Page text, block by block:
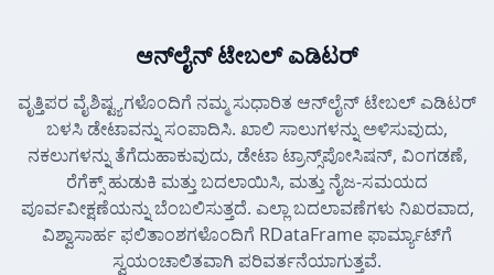
ಆನ್‌ಲೈನ್ ಟೇಬಲ್ ಎಡಿಟರ್
ವೃತ್ತಿಪರ ವೈಶಿಷ್ಟ್ಯಗಳೊಂದಿಗೆ ನಮ್ಮ ಸುಧಾರಿತ ಆನ್‌ಲೈನ್ ಟೇಬಲ್ ಎಡಿಟರ್
ಬಳಸಿ ಡೇಟಾವನ್ನು ಸಂಪಾದಿಸಿ. ಖಾಲಿ ಸಾಲುಗಳನ್ನು ಅಳಿಸುವುದು,
ನಕಲುಗಳನ್ನು ತೆಗೆದುಹಾಕುವುದು, ಡೇಟಾ ಟ್ರಾನ್ಸ್‌ಪೋಸಿಷನ್, ವಿಂಗಡಣೆ,
ರೆಗೆಕ್ಸ್ ಹುಡುಕಿ ಮತ್ತು ಬದಲಾಯಿಸಿ, ಮತ್ತು ನೈಜ-ಸಮಯದ
ಪೂರ್ವವೀಕ್ಷಣೆಯನ್ನು ಬೆಂಬಲಿಸುತ್ತದೆ. ಎಲ್ಲಾ ಬದಲಾವಣೆಗಳು ನಿಖರವಾದ,
ವಿಶ್ವಾಸಾರ್ಹ ಫಲಿತಾಂಶಗಳೊಂದಿಗೆ RDataFrame ಫಾರ್ಮ್ಯಾಟ್‌ಗೆ
ಸ್ವಯಂಚಾಲಿತವಾಗಿ ಪರಿವರ್ತನೆಯಾಗುತ್ತವೆ.